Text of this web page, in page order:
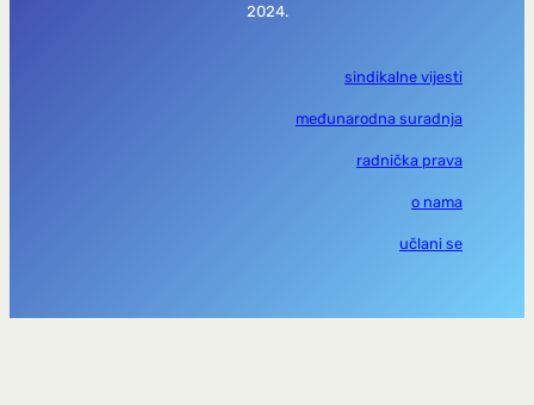
2024.
sindikalne vijesti
međunarodna suradnja
radnička prava
o nama
učlani se